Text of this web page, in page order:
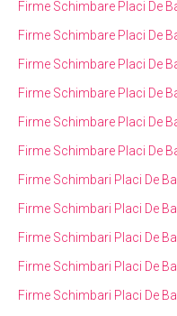
Firme Schimbare Placi De
Firme Schimbare Placi De
Firme Schimbare Placi De
Firme Schimbare Placi De
Firme Schimbare Placi De
Firme Schimbare Placi De
Firme Schimbari Placi De
Firme Schimbari Placi De
Firme Schimbari Placi De
Firme Schimbari Placi De
Firme Schimbari Placi De